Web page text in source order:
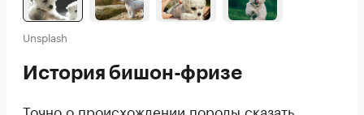
Unsplash
История бишон-фризе
Точно о происхождении породы сказать